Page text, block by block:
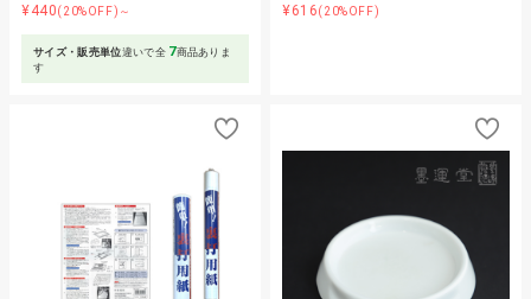
¥440(20%OFF)～
サイズ・販売単位違いで全 7商品ありま
す
¥616(20%OFF)